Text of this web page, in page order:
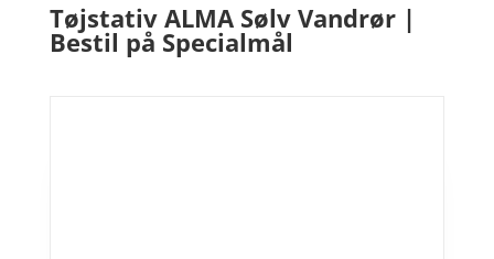
Tøjstativ ALMA Sølv Vandrør |
Bestil på Specialmål